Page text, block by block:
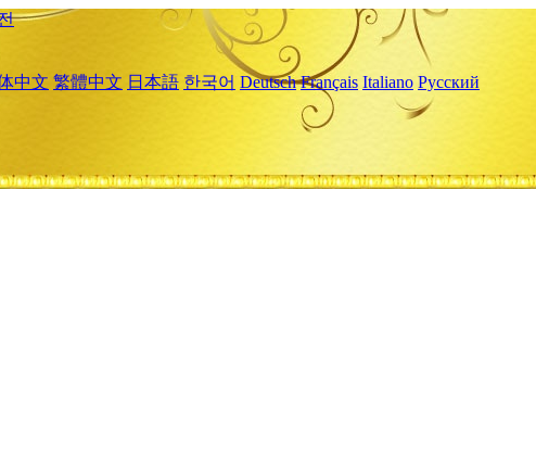
中文 繁體中文 日本語 한국어 Deutsch Français Italiano Русский